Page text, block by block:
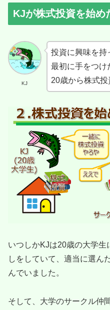
KJが株式投資を始め
KJ
投資に興味を持
最初に手をつけ
20歳から株式投
いつしかKJは20歳の大学生
しをしていて、適当に選ん
んでいました。
そして、大学のサークル仲